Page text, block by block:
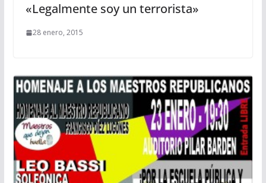
«Legalmente soy un terrorista»
28 enero, 2015